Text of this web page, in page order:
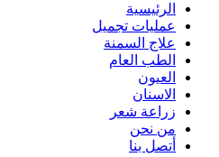
الرئيسية
عمليات تجميل
علاج السمنة
الطب العام
العيون
الاسنان
زراعة شعر
من نحن
أتصل بنا